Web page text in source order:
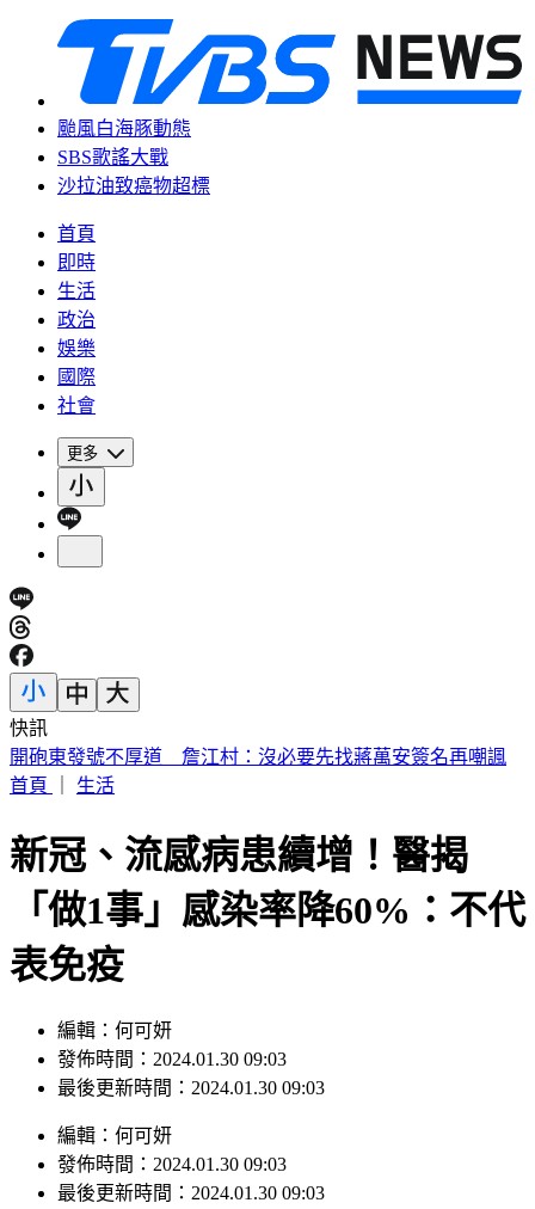
颱風白海豚動態
SBS歌謠大戰
沙拉油致癌物超標
首頁
即時
生活
政治
娛樂
國際
社會
更多
快訊
快訊／北市大安惡火奪命！婦人來不及逃 倒臥2樓門口亡
首頁
生活
新冠、流感病患續增！醫揭
「做1事」感染率降60%：不代
表免疫
編輯：何可妍
發佈時間：2024.01.30 09:03
最後更新時間：2024.01.30 09:03
編輯 ： 何可妍
發佈時間： 2024.01.30 09:03
最後更新時間： 2024.01.30 09:03